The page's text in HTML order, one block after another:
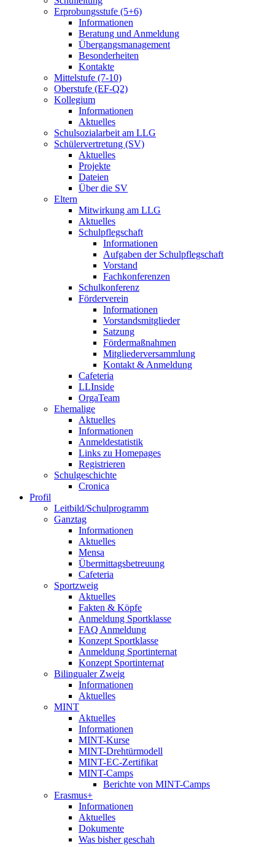
Erprobungsstufe (5+6)
Informationen
Beratung und Anmeldung
Übergangsmanagement
Besonderheiten
Kontakte
Mittelstufe (7-10)
Oberstufe (EF-Q2)
Kollegium
Informationen
Aktuelles
Schulsozialarbeit am LLG
Schülervertretung (SV)
Aktuelles
Projekte
Dateien
Über die SV
Eltern
Mitwirkung am LLG
Aktuelles
Schulpflegschaft
Informationen
Aufgaben der Schulpflegschaft
Vorstand
Fachkonferenzen
Schulkonferenz
Förderverein
Informationen
Vorstandsmitglieder
Satzung
Fördermaßnahmen
Mitgliederversammlung
Kontakt & Anmeldung
Cafeteria
LLInside
OrgaTeam
Ehemalige
Aktuelles
Informationen
Anmeldestatistik
Links zu Homepages
Registrieren
Schulgeschichte
Cronica
Profil
Leitbild/Schulprogramm
Ganztag
Informationen
Aktuelles
Mensa
Übermittagsbetreuung
Cafeteria
Sportzweig
Aktuelles
Fakten & Köpfe
Anmeldung Sportklasse
FAQ Anmeldung
Konzept Sportklasse
Anmeldung Sportinternat
Konzept Sportinternat
Bilingualer Zweig
Informationen
Aktuelles
MINT
Aktuelles
Informationen
MINT-Kurse
MINT-Drehtürmodell
MINT-EC-Zertifikat
MINT-Camps
Berichte von MINT-Camps
Erasmus+
Informationen
Aktuelles
Dokumente
Was bisher geschah